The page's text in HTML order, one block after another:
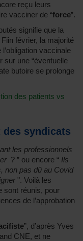
reçu leurs
vacciner de “force”.
signifie que la
février, la majorité
vaccinale
sur une “éventuelle
butoire se prolonge
des patients vs
des syndicats
les professionnels
? ” ou encore “ Ils
non pas dû au Covid
". Voilà les
sont réunis, pour
de l’approbation
”, d’après Yves
CNE, et ne